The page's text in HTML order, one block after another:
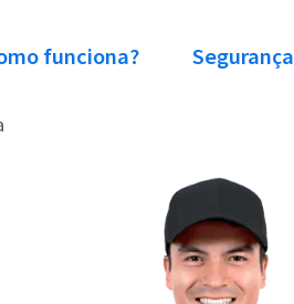
funciona? Segurança